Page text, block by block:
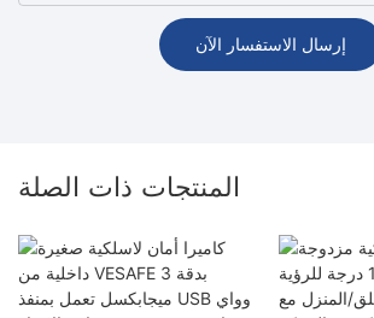
إرسال الاستفسار الآن
المنتجات ذات الصلة